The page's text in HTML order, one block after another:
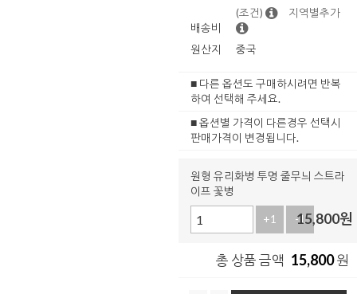
배송비
(조건) 지역별추가
원산지 중국
■ 다른 옵션도 구매하시려면 반복
하여 선택해 주세요.
■ 옵션별 가격이 다른경우 선택시
판매가격이 변경됩니다.
원형 유리화병 투명 줄무늬 스트라
이프 꽃병
+1 -1
15,800원
총 상품 금액 15,800원